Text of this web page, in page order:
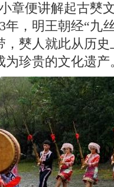
章便讲解起古僰
年，明王朝经“九
，僰人就此从历
珍贵的文化遗产